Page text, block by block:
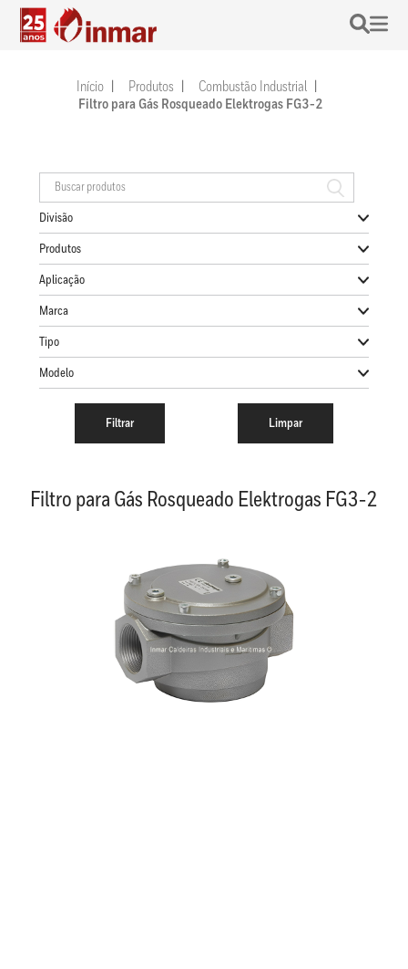
Início Produtos
Combustão Industrial
Filtro para Gás Rosqueado Elektrogas FG3-2
Divisão
Produtos
Aplicação
Marca
Tipo
Modelo
Filtro para Gás Rosqueado Elektrogas FG3-2